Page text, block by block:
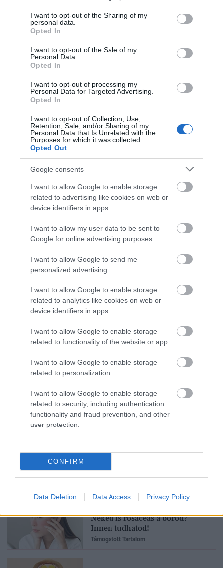
not limited to your visit or usage behaviour. You may click to
grant or deny consent to Google and its third-party tags to
use your data for below specified purposes in below Google
consent section.
I want to opt-out of the Sharing of my
personal data.
Opted In
I want to opt-out of the Sale of my
Personal Data.
Opted In
I want to opt-out of processing my
Personal Data for Targeted Advertising.
Opted In
I want to opt-out of Collection, Use,
Retention, Sale, and/or Sharing of my
Personal Data that Is Unrelated with the
Purposes for which it was collected.
Opted Out
Google consents
I want to allow Google to enable storage
related to advertising like cookies on web or
device identifiers in apps.
I want to allow my user data to be sent to
Google for online advertising purposes.
I want to allow Google to send me
personalized advertising.
I want to allow Google to enable storage
related to analytics like cookies on web or
device identifiers in apps.
I want to allow Google to enable storage
related to functionality of the website or app.
I want to allow Google to enable storage
related to personalization.
I want to allow Google to enable storage
related to security, including authentication
functionality and fraud prevention, and other
user protection.
CONFIRM
Data Deletion Data Access Privacy Policy
Megosztás
Küldés
Itt állíthatod be, hogy a Google
keresőben könnyebben megtaláld a
HARRISON FORD CALISTA FLOCKHART HÁZASSÁG
Kövesd a Glamour cikkeit a
Neked is rosaceás a bőrőd?
Innen tudhatod!
Támogatott Tartalom